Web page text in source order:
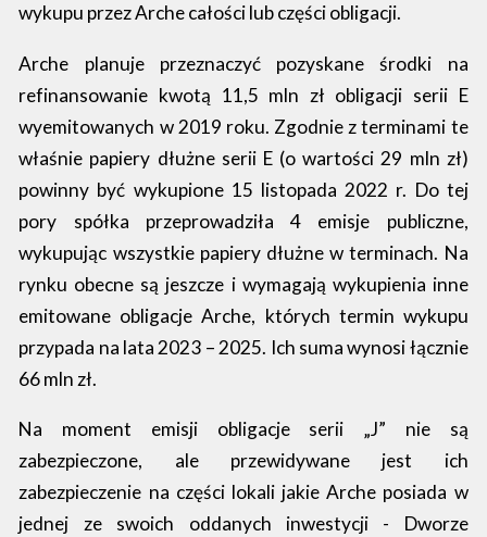
wykupu przez Arche całości lub części obligacji.
Arche planuje przeznaczyć pozyskane środki na
refinansowanie kwotą 11,5 mln zł obligacji serii E
wyemitowanych w 2019 roku. Zgodnie z terminami te
właśnie papiery dłużne serii E (o wartości 29 mln zł)
powinny być wykupione 15 listopada 2022 r. Do tej
pory spółka przeprowadziła 4 emisje publiczne,
wykupując wszystkie papiery dłużne w terminach. Na
rynku obecne są jeszcze i wymagają wykupienia inne
emitowane obligacje Arche, których termin wykupu
przypada na lata 2023 – 2025. Ich suma wynosi łącznie
66 mln zł.
Na moment emisji obligacje serii „J” nie są
zabezpieczone, ale przewidywane jest ich
zabezpieczenie na części lokali jakie Arche posiada w
jednej ze swoich oddanych inwestycji - Dworze